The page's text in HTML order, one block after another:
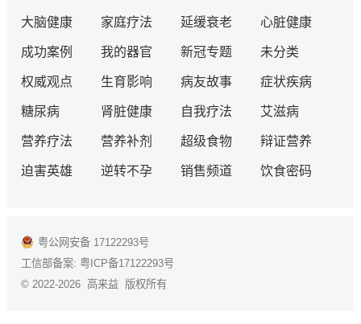
大脑健康 家庭疗法 延缓衰老 心脏健康
成功案例 我的器官 新冠专题 未分类
权威观点 生育影响 病友故事 症状疾病
糖尿病 肾脏健康 自我疗法 艾滋病
营养疗法 营养补剂 超级食物 辩证营养
迫害英雄 逆转不孕 销售频道 饮食密码
粤公网安备 17122293号
工信部备案: 粤ICP备17122293号
© 2022-2026 高来益 版权所有